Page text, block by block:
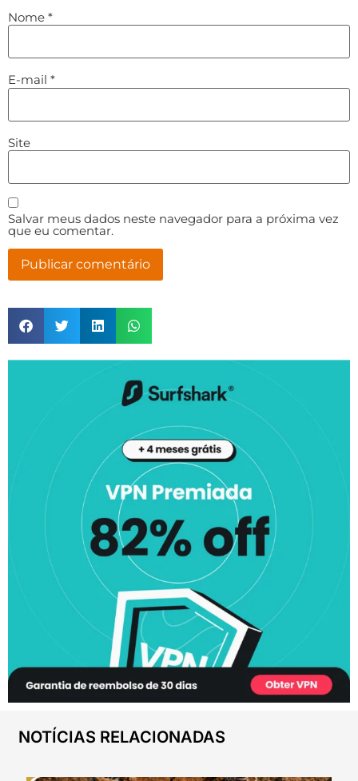
Nome *
E-mail *
Site
Salvar meus dados neste navegador para a próxima vez
que eu comentar.
NOTÍCIAS RELACIONADAS